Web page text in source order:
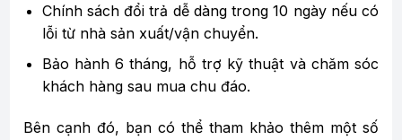
Chính sách đổi trả dễ dàng trong 10 ngày nếu có
lỗi từ nhà sản xuất/vận chuyển.
Bảo hành 6 tháng, hỗ trợ kỹ thuật và chăm sóc
khách hàng sau mua chu đáo.
Bên cạnh đó, bạn có thể tham khảo thêm một số